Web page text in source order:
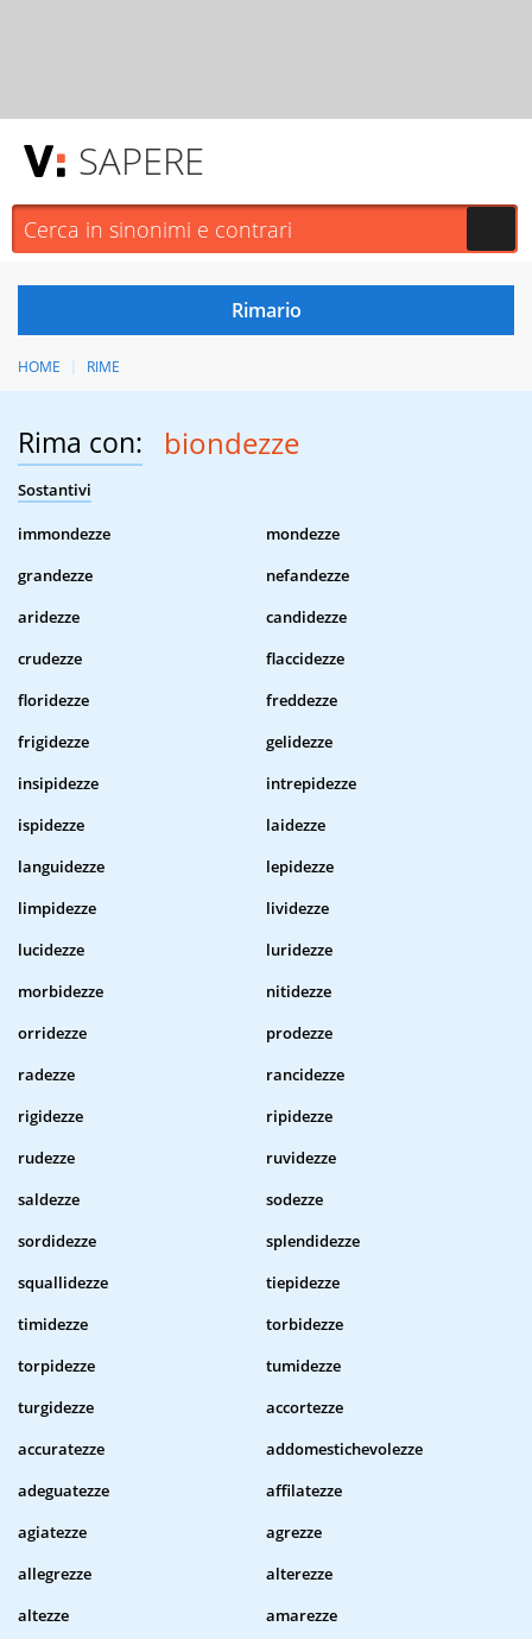
SAPERE
HOME RIME
Rima con: biondezze
Sostantivi
immondezze
mondezze
grandezze
nefandezze
aridezze
candidezze
crudezze
flaccidezze
floridezze
freddezze
frigidezze
gelidezze
insipidezze
intrepidezze
ispidezze
laidezze
languidezze
lepidezze
limpidezze
lividezze
lucidezze
luridezze
morbidezze
nitidezze
orridezze
prodezze
radezze
rancidezze
rigidezze
ripidezze
rudezze
ruvidezze
saldezze
sodezze
sordidezze
splendidezze
squallidezze
tiepidezze
timidezze
torbidezze
torpidezze
tumidezze
turgidezze
accortezze
accuratezze
addomestichevolezze
adeguatezze
affilatezze
agiatezze
agrezze
allegrezze
alterezze
altezze
amarezze